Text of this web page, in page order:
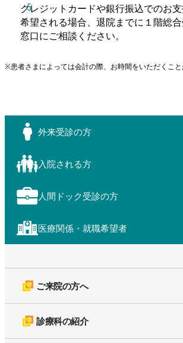
クレジットカードや銀行振込でのお支
希望される場合、退院までに１階総
窓口にご相談ください。
※患者さまによっては会計の際、お時間をいただくこと
外来受診の方
入院される方
人間ドック受診の方
医療関係・就職希望者
ご来院の方へ
診療科の紹介